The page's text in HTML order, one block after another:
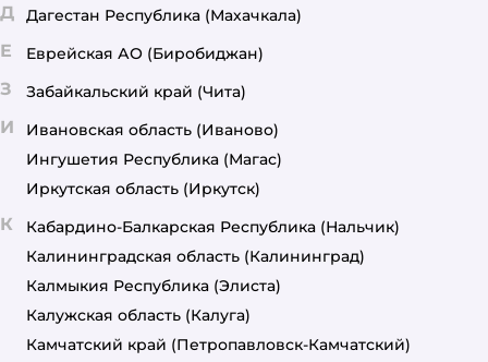
Д Дагестан Республика (Махачкала)
Е Еврейская АО (Биробиджан)
З Забайкальский край (Чита)
И Ивановская область (Иваново)
Ингушетия Республика (Магас)
Иркутская область (Иркутск)
К Кабардино-Балкарская Республика (Нальчик)
Калининградская область (Калининград)
Калмыкия Республика (Элиста)
Калужская область (Калуга)
Камчатский край (Петропавловск-Камчатский)